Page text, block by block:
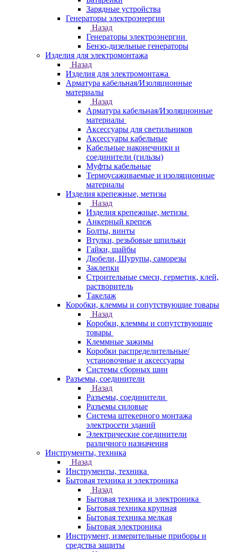
Зарядные устройства
Генераторы электроэнергии
Назад
Генераторы электроэнергии
Бензо-дизельные генераторы
Изделия для электромонтажа
Назад
Изделия для электромонтажа
Арматура кабельная/Изоляционные
материалы
Назад
Арматура кабельная/Изоляционные
материалы
Аксессуары для светильников
Аксессуары кабельные
Кабельные наконечники и
соединители (гильзы)
Муфты кабельные
Термоусаживаемые и изоляционные
материалы
Изделия крепежные, метизы
Назад
Изделия крепежные, метизы
Анкерный крепеж
Болты, винты
Втулки, резьбовые шпильки
Гайки, шайбы
Дюбели, Шурупы, саморезы
Заклепки
Строительные смеси, герметик, клей,
растворитель
Такелаж
Коробки, клеммы и сопутствующие товары
Назад
Коробки, клеммы и сопутствующие
товары
Клеммные зажимы
Коробки распределительные/
установочные и аксессуары
Системы сборных шин
Разъемы, соединители
Назад
Разъемы, соединители
Разъемы силовые
Система штекерного монтажа
электросети зданий
Электрические соединители
различного назначения
Инструменты, техника
Назад
Инструменты, техника
Бытовая техника и электроника
Назад
Бытовая техника и электроника
Бытовая техника крупная
Бытовая техника мелкая
Бытовая электроника
Инструмент, измерительные приборы и
средства защиты